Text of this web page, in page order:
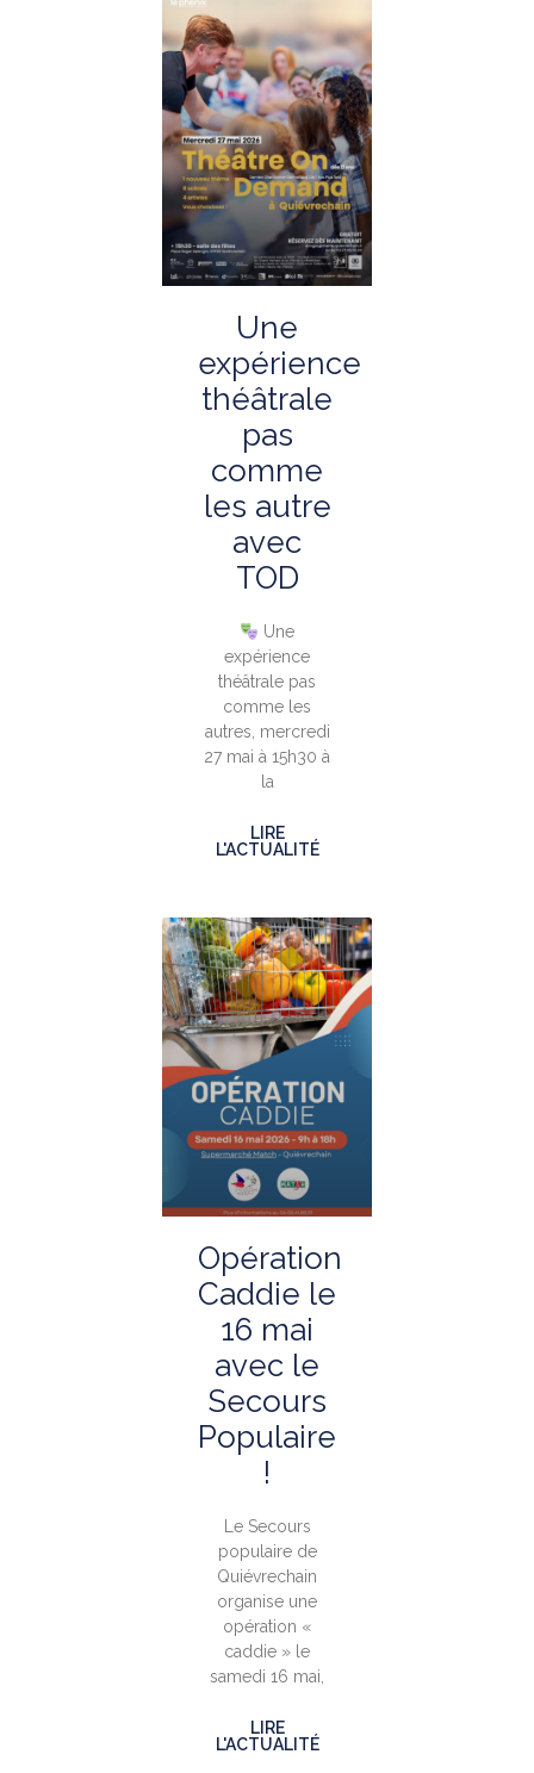
Une
expérience
théâtrale
pas
comme
les autre
avec
TOD
Une
expérience
théâtrale pas
comme les
autres, mercredi
27 mai à 15h30 à
la
LIRE
L'ACTUALITÉ
Opération
Caddie le
16 mai
avec le
Secours
Populaire
!
Le Secours
populaire de
Quiévrechain
organise une
opération «
caddie » le
samedi 16 mai,
LIRE
L'ACTUALITÉ